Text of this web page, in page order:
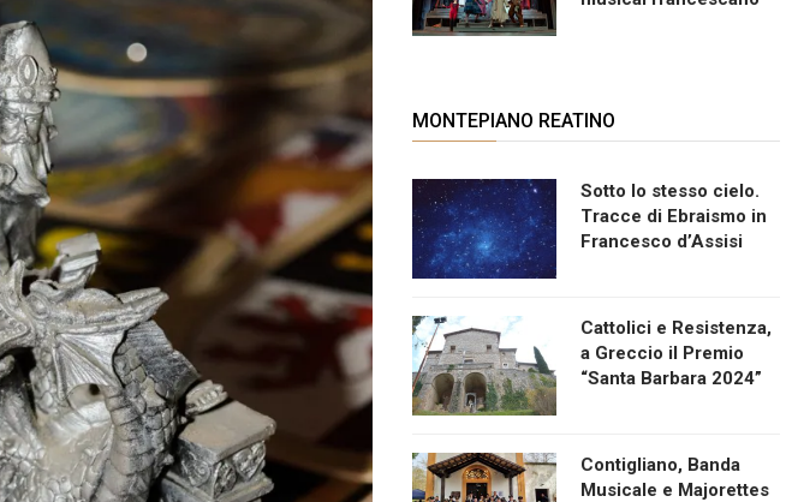
MONTEPIANO REATINO
Sotto lo stesso cielo.
Tracce di Ebraismo in
Francesco d’Assisi
Cattolici e Resistenza,
a Greccio il Premio
“Santa Barbara 2024”
Contigliano, Banda
Musicale e Majorettes